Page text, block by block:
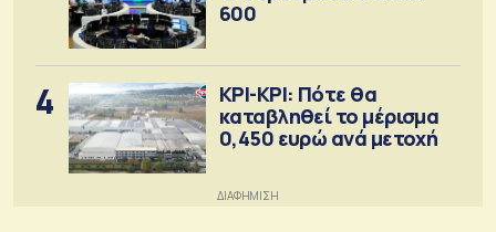
600
4
ΚΡΙ-ΚΡΙ: Πότε θα
καταβληθεί το μέρισμα
0,450 ευρώ ανά μετοχή